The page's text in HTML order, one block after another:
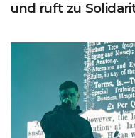
und ruft zu